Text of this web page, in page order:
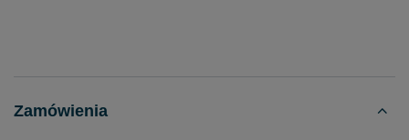
Zamówienia